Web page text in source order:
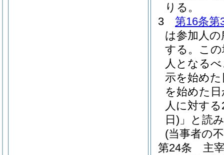
りる。
3
第16条第
は参加人
する。 こ
人となる
示を始め
を始めた
人に対す
日) 」と読
(当事者の
第24条
主